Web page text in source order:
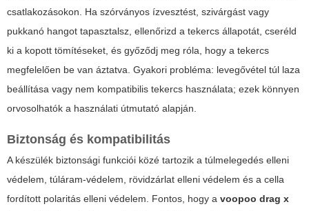
csatlakozásokon. Ha szórványos ízvesztést, szivárgást vagy
pukkanó hangot tapasztalsz, ellenőrizd a tekercs állapotát, cseréld
ki a kopott tömítéseket, és győződj meg róla, hogy a tekercs
megfelelően be van áztatva. Gyakori probléma: levegővétel túl laza
beállítása vagy nem kompatibilis tekercs használata; ezek könnyen
orvosolhatók a használati útmutató alapján.
Biztonság és kompatibilitás
A készülék biztonsági funkciói közé tartozik a túlmelegedés elleni
védelem, túláram-védelem, rövidzárlat elleni védelem és a cella
fordított polaritás elleni védelem. Fontos, hogy a voopoo drag x